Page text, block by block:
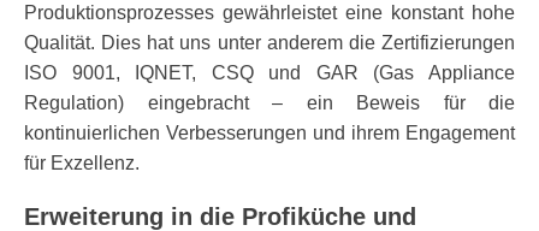
Produktionsprozesses gewährleistet eine konstant hohe
Qualität. Dies hat uns unter anderem die Zertifizierungen
ISO 9001, IQNET, CSQ und GAR (Gas Appliance
Regulation) eingebracht – ein Beweis für die
kontinuierlichen Verbesserungen und ihrem Engagement
für Exzellenz.
Erweiterung in die Profiküche und